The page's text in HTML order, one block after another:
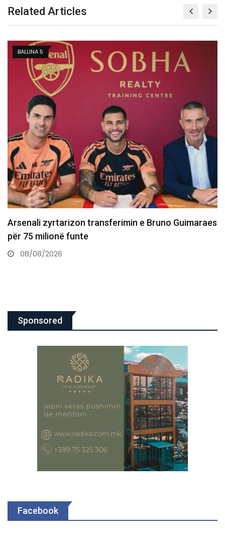
Related Articles
BALLINA 5
Dështon transferimi i Asllanit te Leipzigu shkaku i
gjendjes shëndetësore
07/08/2026
Sponsored
Facebook